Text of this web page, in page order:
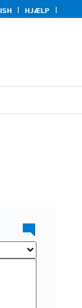
HJÆLP